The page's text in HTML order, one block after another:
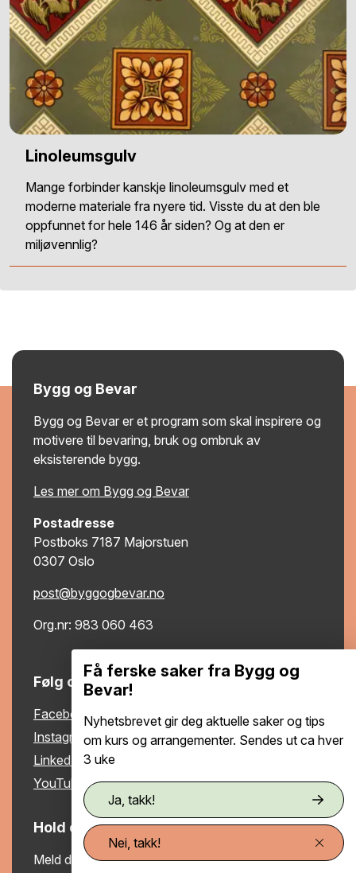
Linoleumsgulv
Mange forbinder kanskje linoleumsgulv med et
moderne materiale fra nyere tid. Visste du at den ble
oppfunnet for hele 146 år siden? Og at den er
miljøvennlig?
Bygg og Bevar
Bygg og Bevar er et program som skal inspirere og
motivere til bevaring, bruk og ombruk av
eksisterende bygg.
Les mer om Bygg og Bevar
Postadresse
Postboks 7187 Majorstuen
0307 Oslo
post@byggogbevar.no
Org.nr: 983 060 463
Følg oss
Facebook
Instagram
LinkedIn
YouTube
Hold deg oppdatert
Meld deg på vårt nyhetsbrev og motta nyttige tips
Få ferske saker fra Bygg og
Bevar!
Nyhetsbrevet gir deg aktuelle saker og tips
om kurs og arrangementer. Sendes ut ca hver
3 uke
Ja, takk!
Nei, takk!